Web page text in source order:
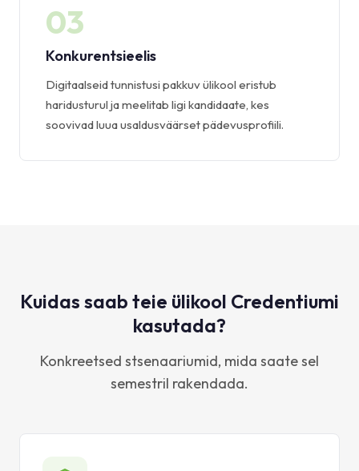
03
Konkurentsieelis
Digitaalseid tunnistusi pakkuv ülikool eristub
haridusturul ja meelitab ligi kandidaate, kes
soovivad luua usaldusväärset pädevusprofiili.
Kuidas saab teie ülikool Credentiumi
kasutada?
Konkreetsed stsenaariumid, mida saate sel
semestril rakendada.